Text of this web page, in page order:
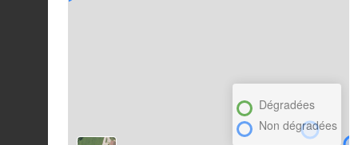
Dégradées
Non dégradées